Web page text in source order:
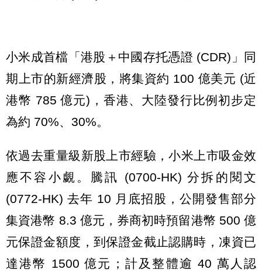
小米成首檔「港股＋中國存托憑證 (CDR)」同
期上市的新經濟股，將集資約 100 億美元 (近
港幣 785 億元)，香港、大陸發行比例初步定
為約 70%、30%。
依過去重量級新股上市經驗，小米上市吸金效
應不容小覷。騰訊 (0700-HK) 分拆的閱文
(0772-HK) 去年 10 月底招股，公開發售部分
集資港幣 8.3 億元，券商初時預留港幣 500 億
元保證金額度，到保證金截止認購時，凍資已
達港幣 1500 億元；計及整體逾 40 萬人認